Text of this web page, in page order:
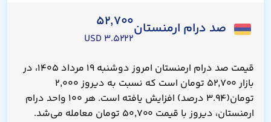
صد درام ارمنستان۵۲,۷۰۰
۳.۵۲۲۲ USD
قیمت صد درام ارمنستان امروز دوشنبه ۱۹ مرداد ۱۴۰۵، در
بازار ۵۲,۷۰۰ تومان است که نسبت به دیروز ۲,۰۰۰
تومان(۳.۹۴ درصد) افزایش یافته است. هر ۱۰۰ واحد درام
ارمنستان، دیروز با قیمت ۵۰,۷۰۰ تومان معامله می‌شد.